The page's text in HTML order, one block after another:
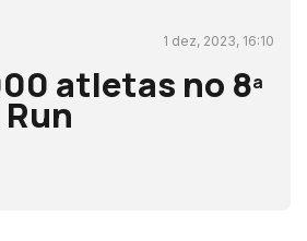
1 dez, 2023, 16:10
atletas no 8ª